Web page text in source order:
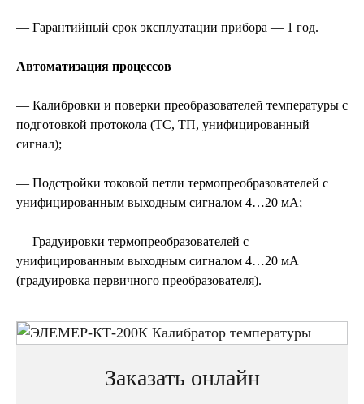
— Гарантийный срок эксплуатации прибора — 1 год.
Автоматизация процессов
— Калибровки и поверки преобразователей температуры с
подготовкой протокола (ТС, ТП, унифицированный
сигнал);
— Подстройки токовой петли термопреобразователей с
унифицированным выходным сигналом 4…20 мА;
— Градуировки термопреобразователей с
унифицированным выходным сигналом 4…20 мА
(градуировка первичного преобразователя).
Заказать онлайн